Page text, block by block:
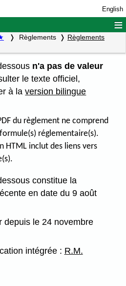
English
≡
Règlements
Règlements
n'a pas de valeur
le texte officiel,
à laversion bilingue
du règlement ne comprend
réglementaire(s).
HTML inclut des liens vers
constitue la
en date du 9 août
depuis le 24 novembre
intégrée : R.M.